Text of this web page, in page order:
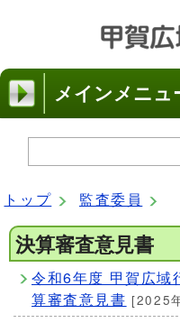
メインメニュ
トップ 監査委員
決算審査意見書
令和6年度 甲賀広域
算審査意見書 [2025